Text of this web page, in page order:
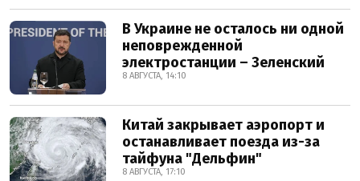
В Украине не осталось ни одной
неповрежденной
электростанции – Зеленский
8 АВГУСТА, 14:10
Китай закрывает аэропорт и
останавливает поезда из-за
тайфуна "Дельфин"
8 АВГУСТА, 17:10